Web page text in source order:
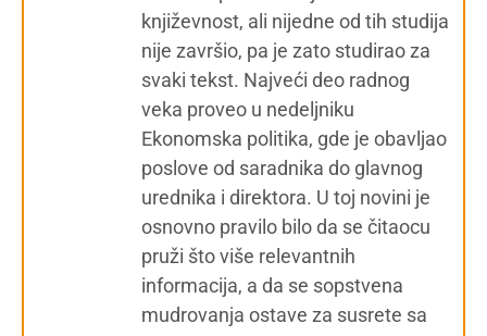
književnost, ali nijedne od tih studija
nije završio, pa je zato studirao za
svaki tekst. Najveći deo radnog
veka proveo u nedeljniku
Ekonomska politika, gde je obavljao
poslove od saradnika do glavnog
urednika i direktora. U toj novini je
osnovno pravilo bilo da se čitaocu
pruži što više relevantnih
informacija, a da se sopstvena
mudrovanja ostave za susrete sa